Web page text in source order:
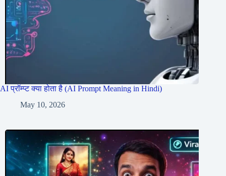
AI प्रॉम्प्ट क्या होता है (AI Prompt Meaning in Hindi)
May 10, 2026